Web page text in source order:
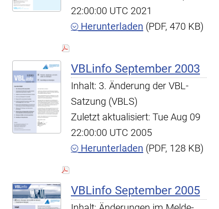
22:00:00 UTC 2021
Herunterladen (PDF, 470 KB)
VBLinfo September 2003
Inhalt: 3. Änderung der VBL-
Satzung (VBLS)
Zuletzt aktualisiert: Tue Aug 09
22:00:00 UTC 2005
Herunterladen (PDF, 128 KB)
VBLinfo September 2005